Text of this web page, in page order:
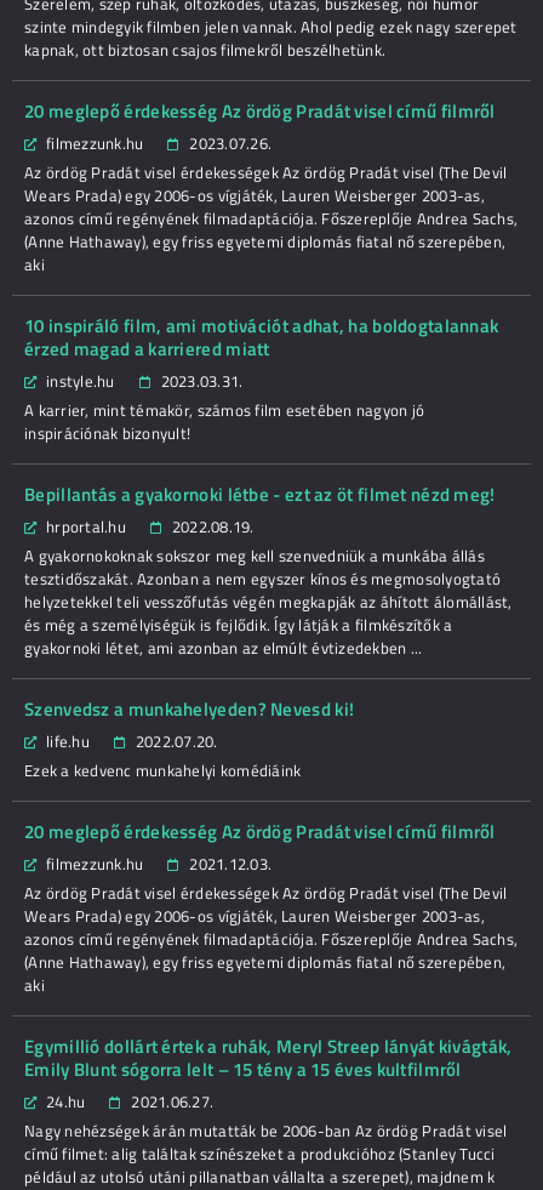
szinte mindegyik filmben jelen vannak. Ahol pedig ezek nagy szerepet
kapnak, ott biztosan csajos filmekről beszélhetünk.
20 meglepő érdekesség Az ördög Pradát visel című filmről
filmezzunk.hu
2023.07.26.
Az ördög Pradát visel érdekességek Az ördög Pradát visel (The Devil
Wears Prada) egy 2006-os vígjáték, Lauren Weisberger 2003-as,
azonos című regényének filmadaptációja. Főszereplője Andrea Sachs,
(Anne Hathaway), egy friss egyetemi diplomás fiatal nő szerepében,
aki
10 inspiráló film, ami motivációt adhat, ha boldogtalannak
érzed magad a karriered miatt
instyle.hu
2023.03.31.
A karrier, mint témakör, számos film esetében nagyon jó
inspirációnak bizonyult!
Bepillantás a gyakornoki létbe - ezt az öt filmet nézd meg!
hrportal.hu
2022.08.19.
A gyakornokoknak sokszor meg kell szenvedniük a munkába állás
tesztidőszakát. Azonban a nem egyszer kínos és megmosolyogtató
helyzetekkel teli vesszőfutás végén megkapják az áhított álomállást,
és még a személyiségük is fejlődik. Így látják a filmkészítők a
gyakornoki létet, ami azonban az elmúlt évtizedekben ...
Szenvedsz a munkahelyeden? Nevesd ki!
life.hu
2022.07.20.
Ezek a kedvenc munkahelyi komédiáink
20 meglepő érdekesség Az ördög Pradát visel című filmről
filmezzunk.hu
2021.12.03.
Az ördög Pradát visel érdekességek Az ördög Pradát visel (The Devil
Wears Prada) egy 2006-os vígjáték, Lauren Weisberger 2003-as,
azonos című regényének filmadaptációja. Főszereplője Andrea Sachs,
(Anne Hathaway), egy friss egyetemi diplomás fiatal nő szerepében,
aki
Egymillió dollárt értek a ruhák, Meryl Streep lányát kivágták,
Emily Blunt sógorra lelt – 15 tény a 15 éves kultfilmről
24.hu
2021.06.27.
Nagy nehézségek árán mutatták be 2006-ban Az ördög Pradát visel
című filmet: alig találtak színészeket a produkcióhoz (Stanley Tucci
például az utolsó utáni pillanatban vállalta a szerepet), majdnem k